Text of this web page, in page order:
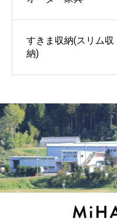
すきま収納(スリム収
納)